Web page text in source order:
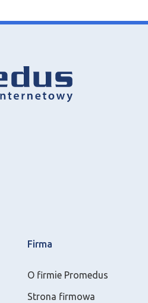
Firma
O firmie Promedus
Strona firmowa